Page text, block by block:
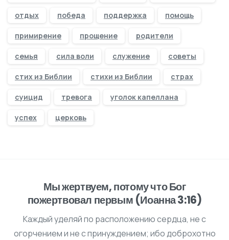
отдых победа поддержка помощь
примирение прощение родители
семья сила воли служение советы
стих из Библии стихи из Библии страх
суицид тревога уголок капеллана
успех церковь
Мы жертвуем, потому что Бог
пожертвовал первым (Иоанна 3:16)
Каждый уделяй по расположению сердца, не с
огорчением и не с принуждением; ибо доброхотно